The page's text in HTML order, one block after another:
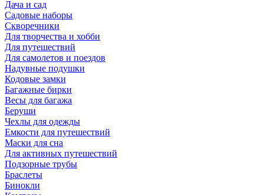
Дача и сад
Садовые наборы
Скворечники
Для творчества и хобби
Для путешествий
Для самолетов и поездов
Надувные подушки
Кодовые замки
Багажные бирки
Весы для багажа
Беруши
Чехлы для одежды
Емкости для путешествий
Маски для сна
Для активных путешествий
Подзорные трубы
Браслеты
Бинокли